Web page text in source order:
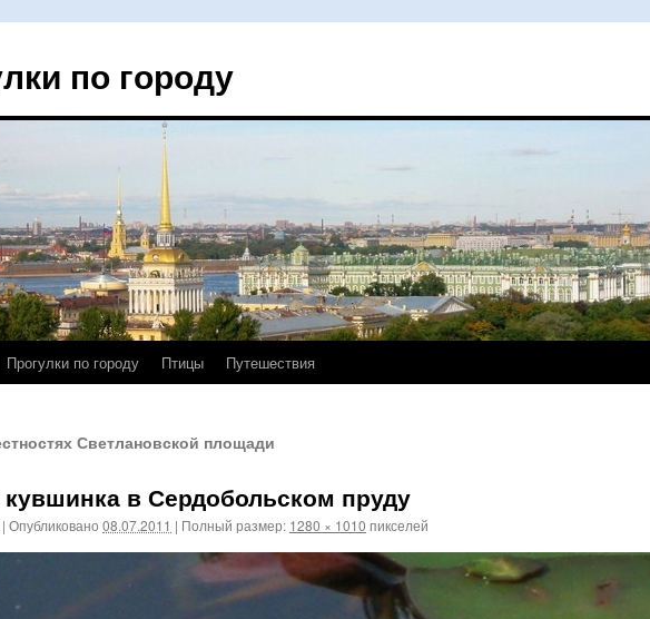
по городу
Прогулки по городу Птицы Путешествия
Светлановской площади
в Сердобольском пруду
| Опубликовано 08.07.2011 | Полный размер: 1280 × 1010 пикселей